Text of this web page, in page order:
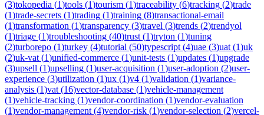
(3)tokopedia (1)tools (1)tourism (1)traceability (6)tracking (2)trade
(1)trade-secrets (1)trading (1)training (8)transactional-email
(1)transformation (1)transparency (3)travel (3)trends (2)trendyol
(1)triage (1)troubleshooting (40)trust (1)tryton (1)tuning
(2)turborepo (1)turkey (4)tutorial (50)typescript (4)uae (3)uat (1)uk
(2)uk-vat (1)unified-commerce (1)unit-tests (1)updates (1)upgrade
(3)upsell (1)upselling (1)user-acquisition (1)user-adoption (2)user-
experience (3)utilization (1)ux (1)v4 (1)validation (1)variance-
analysis (1)vat (16)vector-database (1)vehicle-management
(1)vehicle-tracking (1)vendor-coordination (1)vendor-evaluation
(1)vendor-management (4)vendor-risk (1)vendor-selection (2)vercel-